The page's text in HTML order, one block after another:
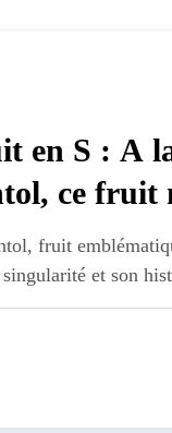
en S : A
ce fruit
Est
fruit
singularité et son